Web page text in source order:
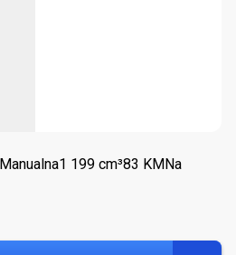
Manualna1 199 cm³83 KM Na